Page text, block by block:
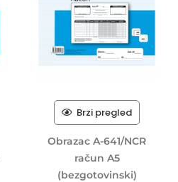
Brzi pregled
Obrazac A-641/NCR
račun A5
(bezgotovinski)